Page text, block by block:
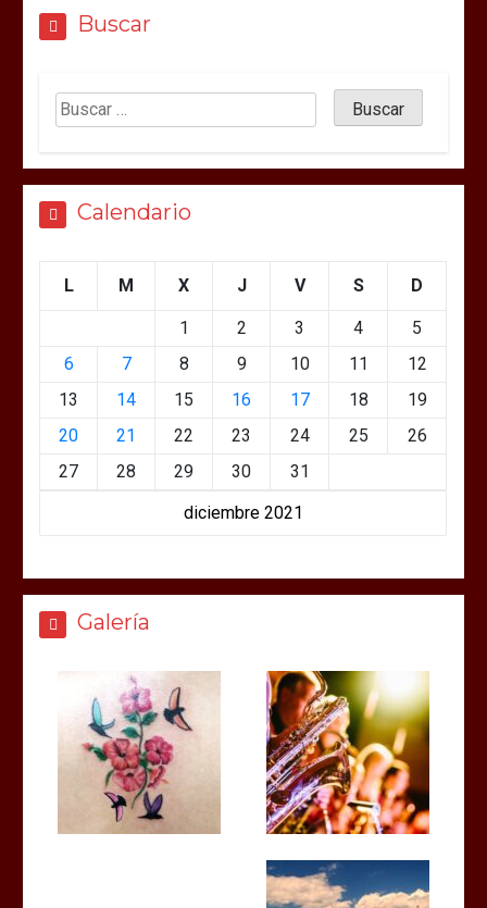
Buscar
Calendario
diciembre 2021
L M X J V S D
1 2 3 4
5
6
7 8 9 10 11
12
13
14 15 16 17 18
19
20
21 22 23 24 25
26
27
28 29 30 31
Galería